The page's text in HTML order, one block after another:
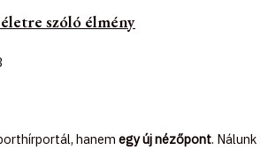
szóló élmény
hanem egy új nézőpont. Nálunk